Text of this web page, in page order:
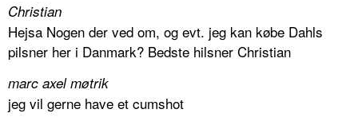
Christian
Hejsa Nogen der ved om, og evt. jeg kan købe Dahls
pilsner her i Danmark? Bedste hilsner Christian
marc axel møtrik
jeg vil gerne have et cumshot